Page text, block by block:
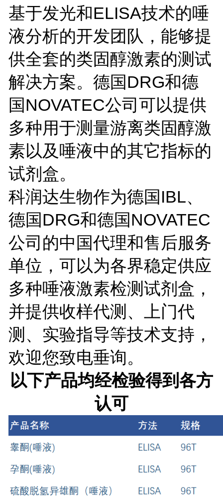
基于发光和ELISA技术的唾
液分析的开发团队，能够提
供全套的类固醇激素的测试
解决方案。德国DRG和德
国NOVATEC公司可以提供
多种用于测量游离类固醇激
素以及唾液中的其它指标的
试剂盒。
科润达生物作为德国IBL、
德国DRG和德国NOVATEC
公司的中国代理和售后服务
单位，可以为各界稳定供应
多种唾液激素检测试剂盒，
并提供收样代测、上门代
测、实验指导等技术支持，
欢迎您致电垂询。
以下产品均经检验得到各方
认可